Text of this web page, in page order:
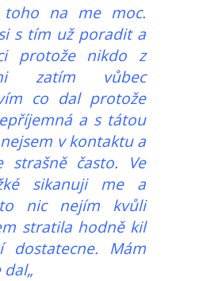
na me moc.
s tím už poradit a
protože nikdo z
zatím vůbec
co dal protože
a s tátou
v kontaktu a
strašně často. Ve
sikanuji me a
nic nejím kvůli
stratila hodně kil
Mám